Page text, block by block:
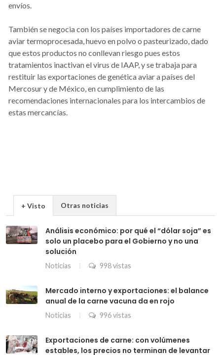
envíos.
También se negocia con los países importadores de carne
aviar termoprocesada, huevo en polvo o pasteurizado, dado
que estos productos no conllevan riesgo pues estos
tratamientos inactivan el virus de IAAP, y se trabaja para
restituir las exportaciones de genética aviar a países del
Mercosur y de México, en cumplimiento de las
recomendaciones internacionales para los intercambios de
estas mercancías.
+ Visto Otras noticias
Análisis económico: por qué el “dólar soja” es
solo un placebo para el Gobierno y no una
solución
Noticias 998 vistas
Mercado interno y exportaciones: el balance
anual de la carne vacuna da en rojo
Noticias 996 vistas
Exportaciones de carne: con volúmenes
estables, los precios no terminan de levantar